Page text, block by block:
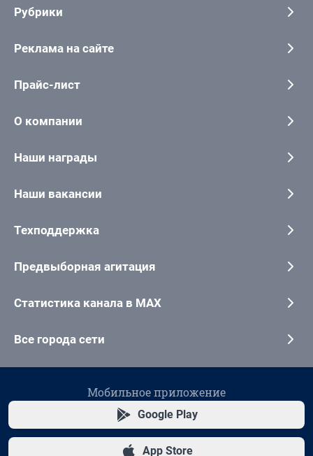
Рубрики
Реклама на сайте
Прайс-лист
О компании
Наши награды
Наши вакансии
Техподдержка
Предвыборная агитация
Статистика канала в MAX
Все города сети
Мобильное приложение
Google Play
App Store